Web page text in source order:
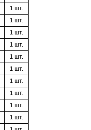
1 шт.
1 шт.
1 шт.
1 шт.
1 шт.
1 шт.
1 шт.
1 шт.
1 шт.
1 шт.